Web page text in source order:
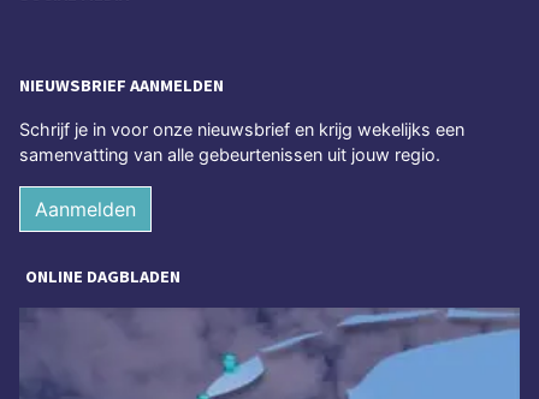
NIEUWSBRIEF AANMELDEN
Schrijf je in voor onze nieuwsbrief en krijg wekelijks een
samenvatting van alle gebeurtenissen uit jouw regio.
Aanmelden
ONLINE DAGBLADEN